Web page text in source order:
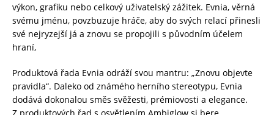
výkon, grafiku nebo celkový uživatelský zážitek. Evnia, věrná
svému jménu, povzbuzuje hráče, aby do svých relací přinesli
své nejryzejší já a znovu se propojili s původním účelem
hraní,
Produktová řada Evnia odráží svou mantru: „Znovu objevte
pravidla“. Daleko od známého herního stereotypu, Evnia
dodává dokonalou směs svěžesti, prémiovosti a elegance.
Z produktových řad s osvětlením Ambiglow si bere